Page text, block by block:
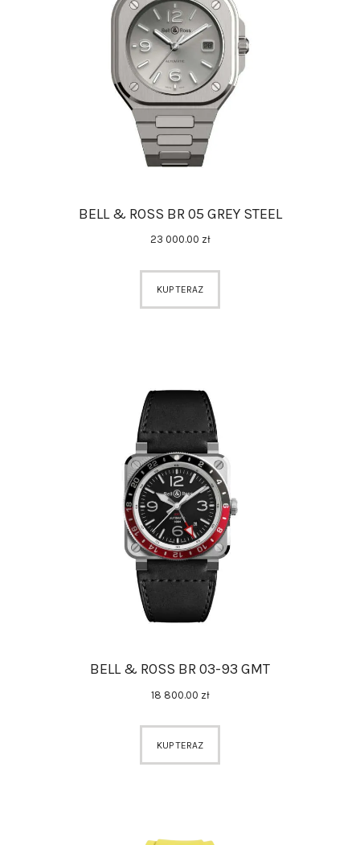
BELL & ROSS BR 05 GREY STEEL
23 000.00 zł
KUP TERAZ
BELL & ROSS BR 03-93 GMT
18 800.00 zł
KUP TERAZ